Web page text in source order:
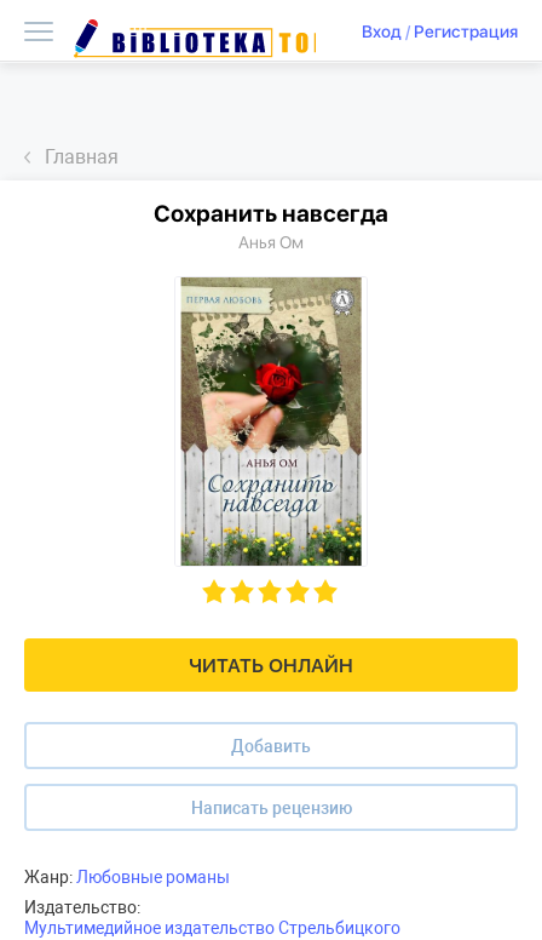
Вход/ Регистрация
Главная
ЧИТАТЬ ОНЛАЙН
Добавить
Написать рецензию
Сохранить навсегда
Анья Ом
Жанр:Любовные романы
Издательство:
Мультимедийное издательство Стрельбицкого